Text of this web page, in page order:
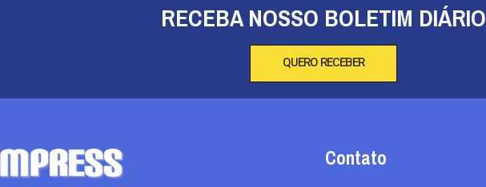
RECEBA NOSSO BOLETIM DIÁRIO
QUERO RECEBER
Contato